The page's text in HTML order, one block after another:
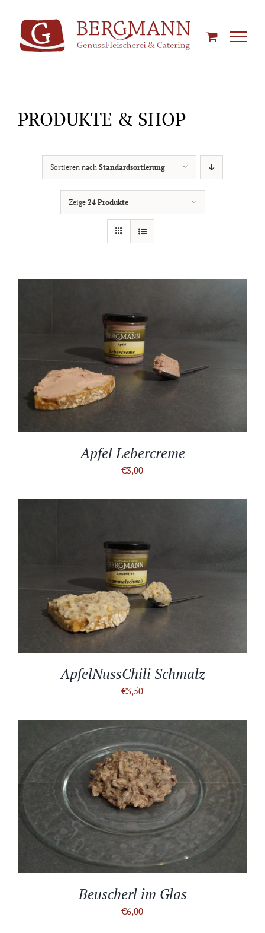
Inhalt
springen
PRODUKTE & SHOP
Sortieren nach Standardsortierung
Zeige 24 Produkte
IN DEN WARENKORB / DETAILS
Apfel Lebercreme
€3,00
IN DEN WARENKORB
ApfelNussChili Schmalz
€3,50
IN DEN WARENKORB / DETAILS
Beuscherl im Glas
€6,00